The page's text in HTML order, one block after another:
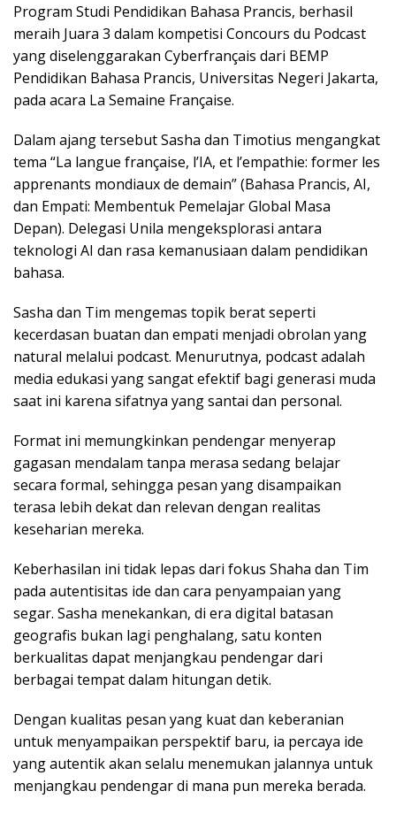
Program Studi Pendidikan Bahasa Prancis, berhasil
meraih Juara 3 dalam kompetisi Concours du Podcast
yang diselenggarakan Cyberfrançais dari BEMP
Pendidikan Bahasa Prancis, Universitas Negeri Jakarta,
pada acara La Semaine Française.
Dalam ajang tersebut Sasha dan Timotius mengangkat
tema “La langue française, l’IA, et l’empathie: former les
apprenants mondiaux de demain” (Bahasa Prancis, AI,
dan Empati: Membentuk Pemelajar Global Masa
Depan). Delegasi Unila mengeksplorasi antara
teknologi AI dan rasa kemanusiaan dalam pendidikan
bahasa.
Sasha dan Tim mengemas topik berat seperti
kecerdasan buatan dan empati menjadi obrolan yang
natural melalui podcast. Menurutnya, podcast adalah
media edukasi yang sangat efektif bagi generasi muda
saat ini karena sifatnya yang santai dan personal.
Format ini memungkinkan pendengar menyerap
gagasan mendalam tanpa merasa sedang belajar
secara formal, sehingga pesan yang disampaikan
terasa lebih dekat dan relevan dengan realitas
keseharian mereka.
Keberhasilan ini tidak lepas dari fokus Shaha dan Tim
pada autentisitas ide dan cara penyampaian yang
segar. Sasha menekankan, di era digital batasan
geografis bukan lagi penghalang, satu konten
berkualitas dapat menjangkau pendengar dari
berbagai tempat dalam hitungan detik.
Dengan kualitas pesan yang kuat dan keberanian
untuk menyampaikan perspektif baru, ia percaya ide
yang autentik akan selalu menemukan jalannya untuk
menjangkau pendengar di mana pun mereka berada.